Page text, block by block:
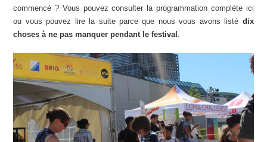
commencé ? Vous pouvez consulter la programmation complète ici
ou vous pouvez lire la suite parce que nous vous avons listé dix
choses à ne pas manquer pendant le festival